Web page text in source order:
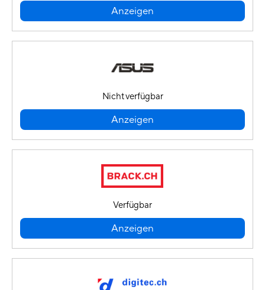
Anzeigen
Nicht verfügbar
Anzeigen
Verfügbar
Anzeigen